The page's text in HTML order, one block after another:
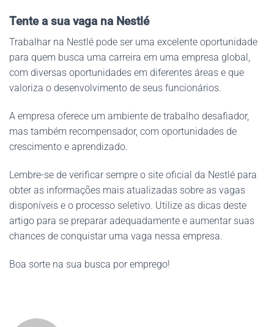
Tente a sua vaga na Nestlé
Trabalhar na Nestlé pode ser uma excelente oportunidade
para quem busca uma carreira em uma empresa global,
com diversas oportunidades em diferentes áreas e que
valoriza o desenvolvimento de seus funcionários.
A empresa oferece um ambiente de trabalho desafiador,
mas também recompensador, com oportunidades de
crescimento e aprendizado.
Lembre-se de verificar sempre o site oficial da Nestlé para
obter as informações mais atualizadas sobre as vagas
disponíveis e o processo seletivo. Utilize as dicas deste
artigo para se preparar adequadamente e aumentar suas
chances de conquistar uma vaga nessa empresa.
Boa sorte na sua busca por emprego!